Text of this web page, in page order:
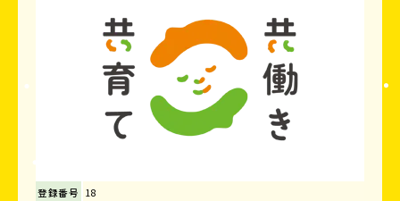
登録番号 18